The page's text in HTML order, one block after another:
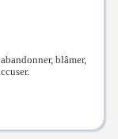
blâmer,